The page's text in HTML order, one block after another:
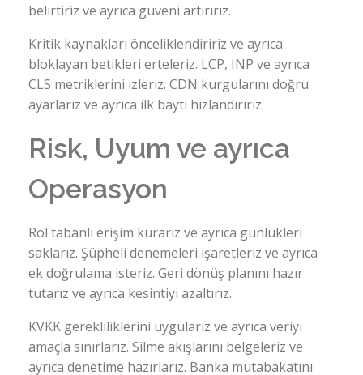
belirtiriz ve ayrıca güveni artırırız.
Kritik kaynakları önceliklendiririz ve ayrıca
bloklayan betikleri erteleriz. LCP, INP ve ayrıca
CLS metriklerini izleriz. CDN kurgularını doğru
ayarlarız ve ayrıca ilk baytı hızlandırırız.
Risk, Uyum ve ayrıca
Operasyon
Rol tabanlı erişim kurarız ve ayrıca günlükleri
saklarız. Şüpheli denemeleri işaretleriz ve ayrıca
ek doğrulama isteriz. Geri dönüş planını hazır
tutarız ve ayrıca kesintiyi azaltırız.
KVKK gerekliliklerini uygularız ve ayrıca veriyi
amaçla sınırlarız. Silme akışlarını belgeleriz ve
ayrıca denetime hazırlarız. Banka mutabakatını